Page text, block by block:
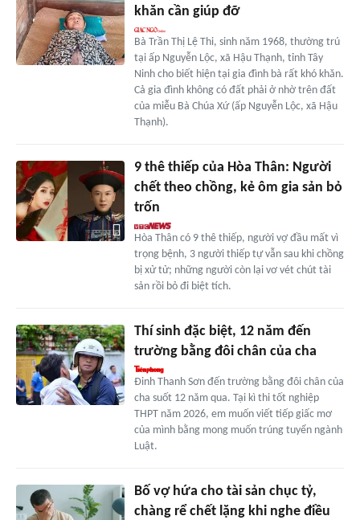
khăn cần giúp đỡ
Bà Trần Thị Lệ Thi, sinh năm 1968, thường trú
tại ấp Nguyễn Lộc, xã Hậu Thạnh, tỉnh Tây
Ninh cho biết hiện tại gia đình bà rất khó khăn.
Cả gia đình không có đất phải ở nhờ trên đất
của miễu Bà Chúa Xứ (ấp Nguyễn Lộc, xã Hậu
Thạnh).
9 thê thiếp của Hòa Thân: Người
chết theo chồng, kẻ ôm gia sản bỏ
trốn
Hòa Thân có 9 thê thiếp, người vợ đầu mất vì
trọng bệnh, 3 người thiếp tự vẫn sau khi chồng
bị xử tử; những người còn lại vơ vét chút tài
sản rồi bỏ đi biệt tích.
Thí sinh đặc biệt, 12 năm đến
trường bằng đôi chân của cha
Đinh Thanh Sơn đến trường bằng đôi chân của
cha suốt 12 năm qua. Tại kì thi tốt nghiệp
THPT năm 2026, em muốn viết tiếp giấc mơ
của mình bằng mong muốn trúng tuyển ngành
Luật.
Bố vợ hứa cho tài sản chục tỷ,
chàng rể chết lặng khi nghe điều